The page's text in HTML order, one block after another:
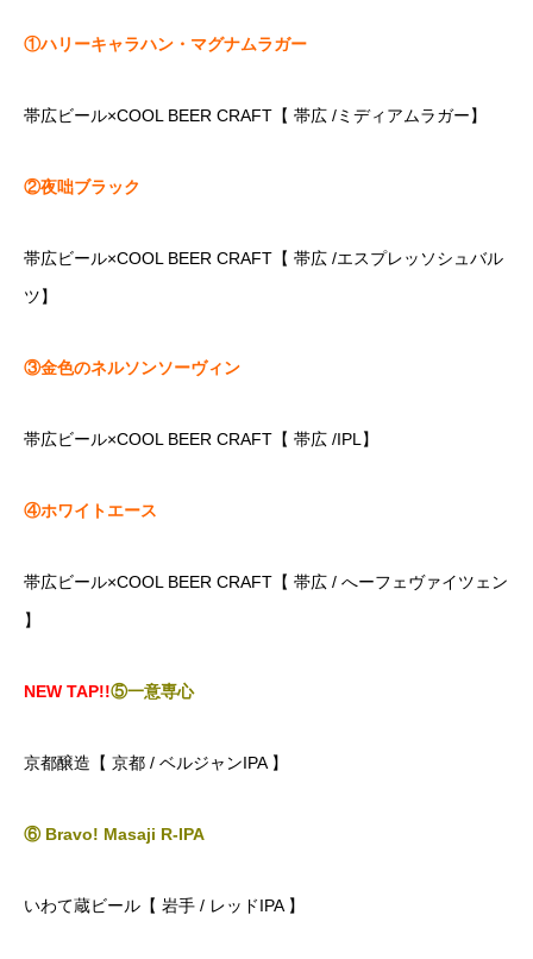
①ハリーキャラハン・マグナムラガー
帯広ビール×COOL BEER CRAFT【 帯広 /ミディアムラガー】
②夜咄ブラック
帯広ビール×COOL BEER CRAFT【 帯広 /エスプレッソシュバル
ツ】
③金色のネルソンソーヴィン
帯広ビール×COOL BEER CRAFT【 帯広 /IPL】
④ホワイトエース
帯広ビール×COOL BEER CRAFT【 帯広 / へーフェヴァイツェン
】
NEW TAP!!⑤一意専心
京都醸造【 京都 / ベルジャンIPA 】
⑥ Bravo! Masaji R-IPA
いわて蔵ビール【 岩手 / レッドIPA 】